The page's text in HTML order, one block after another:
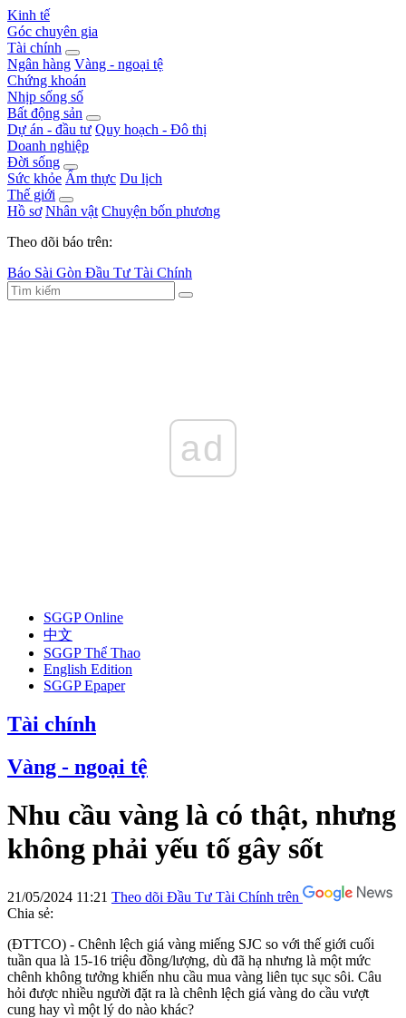
Kinh tế
Góc chuyên gia
Tài chính
Ngân hàng Vàng - ngoại tệ
Chứng khoán
Nhịp sống số
Bất động sản
Dự án - đầu tư Quy hoạch - Đô thị
Doanh nghiệp
Đời sống
Sức khỏe Ẩm thực Du lịch
Thế giới
Hồ sơ Nhân vật Chuyện bốn phương
Theo dõi báo trên:
Báo Sài Gòn Đầu Tư Tài Chính
ad
SGGP Online
中文
SGGP Thể Thao
English Edition
SGGP Epaper
Tài chính
Vàng - ngoại tệ
Nhu cầu vàng là có thật, nhưng
không phải yếu tố gây sốt
21/05/2024 11:21 Theo dõi Đầu Tư Tài Chính trên
Chia sẻ:
(ĐTTCO) - Chênh lệch giá vàng miếng SJC so với thế giới cuối
tuần qua là 15-16 triệu đồng/lượng, dù đã hạ nhưng là một mức
chênh không tưởng khiến nhu cầu mua vàng liên tục sục sôi. Câu
hỏi được nhiều người đặt ra là chênh lệch giá vàng do cầu vượt
cung hay vì một lý do nào khác?